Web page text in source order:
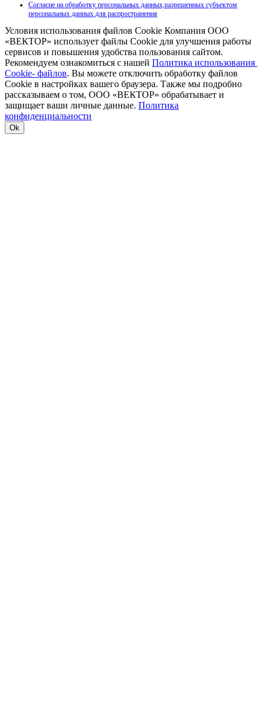
Согласие на обработку персональных данных,разрешенных субъектом
персональных данных для распространения
Условия использования файлов Cookie Компания ООО
«ВЕКТОР» использует файлы Cookie для улучшения работы
сервисов и повышения удобства пользования сайтом.
Рекомендуем ознакомиться с нашей Политика использования
Cookie- файлов. Вы можете отключить обработку файлов
Cookie в настройках вашего браузера. Также мы подробно
рассказываем о том, ООО «ВЕКТОР» обрабатывает и
защищает ваши личные данные. Политика
конфиденциальности
Ok